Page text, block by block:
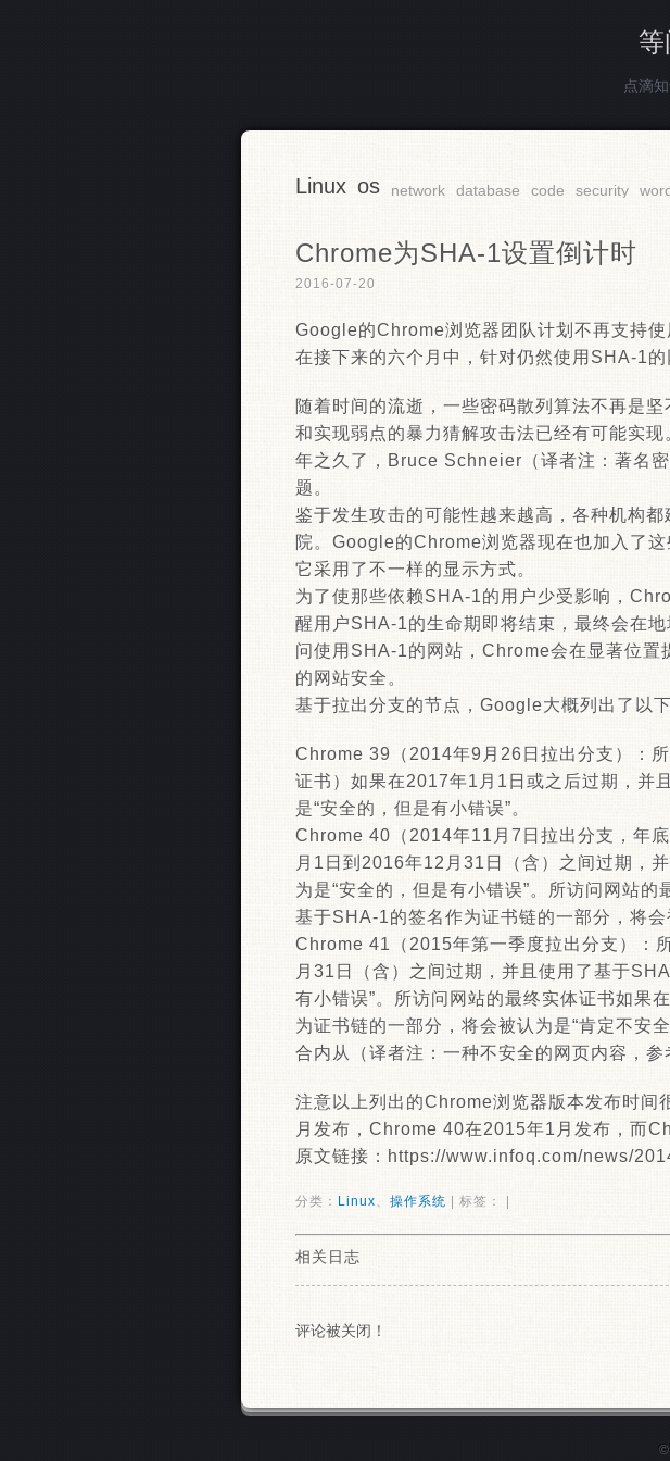
点滴
Linux os network database code security
Chrome为SHA-1设置倒计时
2016-07-20
Google的Chrome浏览器团队计划不再支持
在接下来的六个月中，针对仍然使用SHA-1
随着时间的流逝，一些密码散列算法不再是
和实现弱点的暴力猜解攻击法已经有可能实
年之久了，Bruce Schneier（译者注：著名
题。
鉴于发生攻击的可能性越来越高，各种机构
院。Google的Chrome浏览器现在也加入了
它采用了不一样的显示方式。
为了使那些依赖SHA-1的用户少受影响，
醒用户SHA-1的生命期即将结束，最终会在
问使用SHA-1的网站，Chrome会在显著位置
的网站安全。
基于拉出分支的节点，Google大概列出了以下
Chrome 39（2014年9月26日拉出分支）：
证书）如果在2017年1月1日或之后过期，并
是“安全的，但是有小错误”。
Chrome 40（2014年11月7日拉出分支，年
月1日到2016年12月31日（含）之间过期，
为是“安全的，但是有小错误”。所访问网站
基于SHA-1的签名作为证书链的一部分，将会
Chrome 41（2015年第一季度拉出分支）：
月31日（含）之间过期，并且使用了基于
有小错误”。所访问网站的最终实体证书如果
为证书链的一部分，将会被认为是“肯定不安
合内从（译者注：一种不安全的网页内容，参
注意以上列出的Chrome浏览器版本发布时
月发布，Chrome 40在2015年1月发布，而
原文链接：https://www.infoq.com/news/
分类： Linux、 操作系统 | 标签： |
相关日志
评论被关闭！
©